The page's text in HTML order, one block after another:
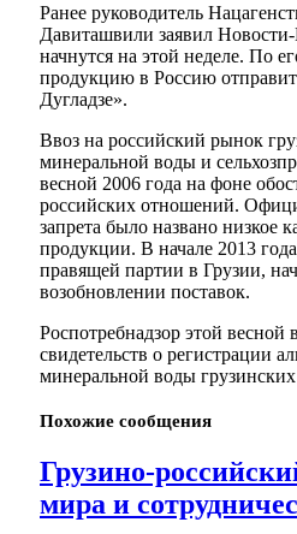
Ранее руководитель
Давиташвили заявил Новости-
начнутся на этой неделе. По
продукцию в Россию
Дугладзе».
Ввоз на российский рынок
минеральной воды и
весной 2006 года на фоне
российских отношений.
запрета было названо низкое
продукции. В начале 2013
правящей партии в Грузии,
возобновлении поставок.
Роспотребнадзор этой весной
свидетельств о регистрации
минеральной воды
Похожие сообщения
Грузино-
мира и